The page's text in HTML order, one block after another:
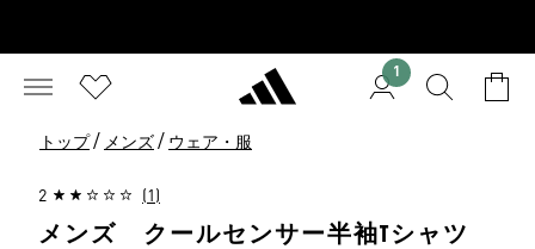
1
トップ / メンズ / ウェア・服
2 (1)
メンズ クールセンサー半袖Tシャツ